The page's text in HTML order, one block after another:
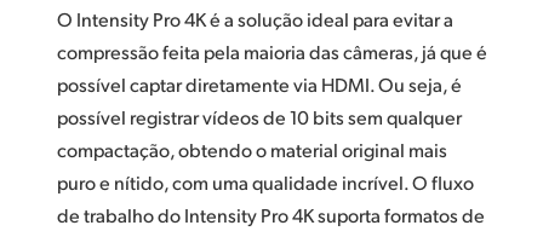
O Intensity Pro 4K é a solução ideal para evitar a
compressão feita pela maioria das câmeras, já que é
possível captar diretamente via HDMI. Ou seja, é
possível registrar vídeos de 10 bits sem qualquer
compactação, obtendo o material original mais
puro e nítido, com uma qualidade incrível. O fluxo
de trabalho do Intensity Pro 4K suporta formatos de